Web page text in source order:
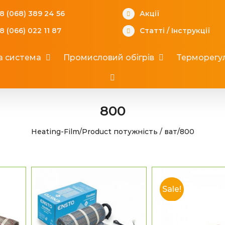
(068) 389 24 56
(066) 022 11 87
Акції
Статті / Інструкції
система Промисловий обігрів
800
Heating-Film/Product потужність / ват/800
Sale!